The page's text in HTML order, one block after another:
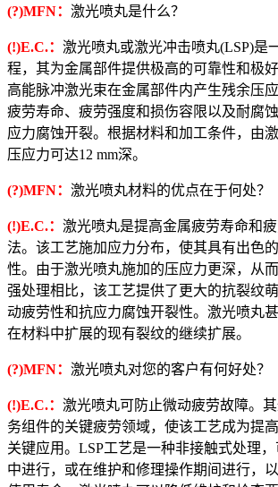
(?)MFN： 激光喷丸是什么？
(!)E.C.： 激光喷丸或激光冲击喷丸(LSP)是
程，其为金属部件提供极高的可靠性和极
高能脉冲激光束在金属部件内产生残余压
疲劳寿命、疲劳强度和损伤容限以及耐腐
应力腐蚀开裂。根据材料和加工条件，由
压应力可达12 mm深。
(?)MFN： 激光喷丸材料的优点在于何处？
(!)E.C.： 激光喷丸是提高金属疲劳寿命和
法。该工艺施加应力分布，使其具有出色
性。由于激光喷丸施加的压应力更深，从
强处理相比，该工艺提供了更大的抗裂纹
动疲劳性和抗应力腐蚀开裂性。激光喷丸
在材料中扩展的现有裂纹的继续扩展。
(?)MFN： 激光喷丸对您的客户有何好处？
(!)E.C.： 激光喷丸可防止微动疲劳故障。
务组件的关键疲劳领域，使该工艺成为提
关键应用。LSP工艺是一种非接触式处理
中进行，或在维护和修理操作期间进行，